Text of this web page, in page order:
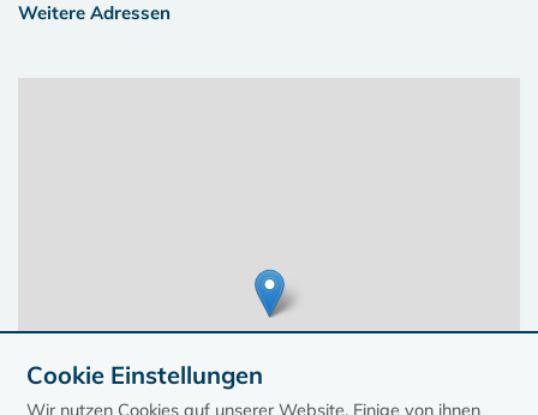
Weitere Adressen
Cookie Einstellungen
Wir nutzen Cookies auf unserer Website. Einige von ihnen